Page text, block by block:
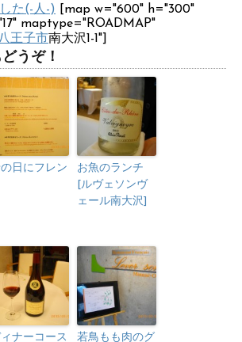
た(-人-) [map w="600" h="300"
maptype="ROADMAP"
八王子市南大沢1-1"]
うぞ！
日にフレン
お魚のランチ
[ルヴェソンヴ
ェール南大沢]
ナーコース 若鳥もも肉のグ